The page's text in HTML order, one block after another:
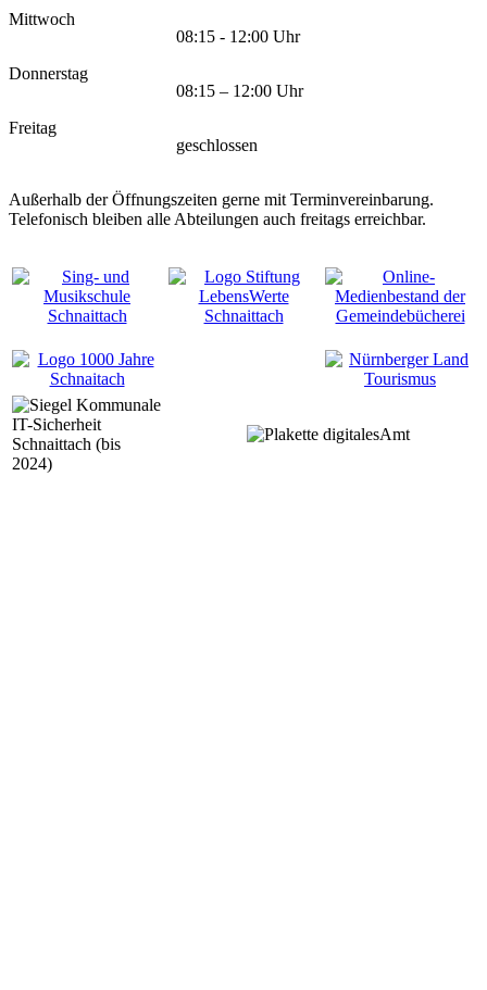
Mittwoch
08:15 - 12:00 Uhr
Donnerstag
08:15 – 12:00 Uhr
Freitag
geschlossen
Außerhalb der Öffnungszeiten gerne mit Terminvereinbarung.
Telefonisch bleiben alle Abteilungen auch freitags erreichbar.